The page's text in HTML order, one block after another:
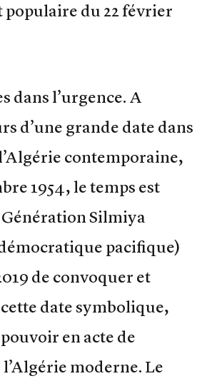
populaire du 22 février
dans l’urgence. A
d’une grande date dans
contemporaine,
1954, le temps est
Silmiya
pacifique)
de convoquer et
date symbolique,
en acte de
l’Algérie moderne. Le